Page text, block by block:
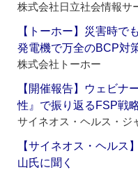
株式会社日立社会情報サ
【トーホー】災害時
発電機で万全のBCP対
株式会社トーホー
【開催報告】ウェビナ
性』で振り返るFSP戦
サイネオス・ヘルス・ジ
【サイネオス・ヘル
山氏に聞く